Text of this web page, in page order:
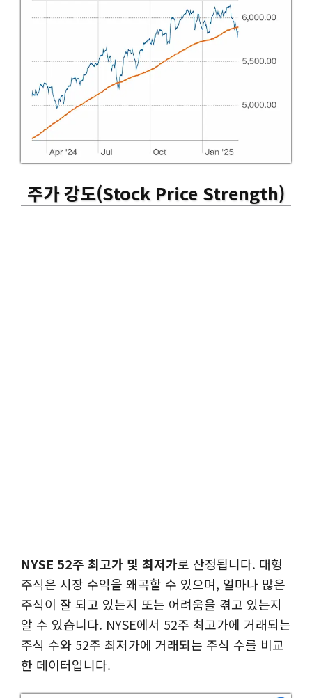
주가 강도(Stock Price Strength)
NYSE 52주 최고가 및 최저가로 산정됩니다. 대형
주식은 시장 수익을 왜곡할 수 있으며, 얼마나 많은
주식이 잘 되고 있는지 또는 어려움을 겪고 있는지
알 수 있습니다. NYSE에서 52주 최고가에 거래되는
주식 수와 52주 최저가에 거래되는 주식 수를 비교
한 데이터입니다.